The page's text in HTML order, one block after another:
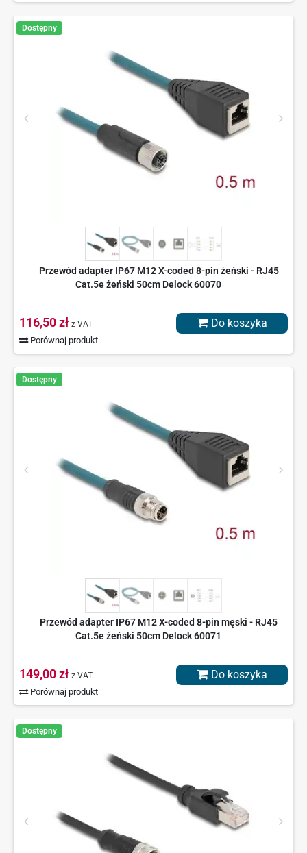
Dostępny
Przewód adapter IP67 M12 X-coded 8-pin żeński - RJ45
Cat.5e żeński 50cm Delock 60070
116,50 zł z VAT
Porównaj produkt
Do koszyka
Dostępny
Przewód adapter IP67 M12 X-coded 8-pin męski - RJ45
Cat.5e żeński 50cm Delock 60071
149,00 zł z VAT
Porównaj produkt
Do koszyka
Dostępny